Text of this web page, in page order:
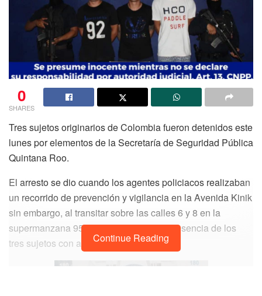
0
SHARES
Tres sujetos originarios de Colombia fueron detenidos este
lunes por elementos de la Secretaría de Seguridad Pública
Quintana Roo.
El arresto se dio cuando los agentes policiacos realizaban
un recorrido de prevención y vigilancia en la Avenida Kinik
sin embargo, al transitar sobre las calles 6 y 8 en la
supermanzana 95 se percataron de la presencia de los
tres sujetos con actitud sospechosa.
Continue Reading